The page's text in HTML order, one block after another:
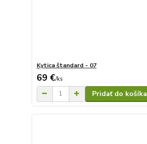
Kytica štandard - 07
69 €/ks
Pridať do košíka